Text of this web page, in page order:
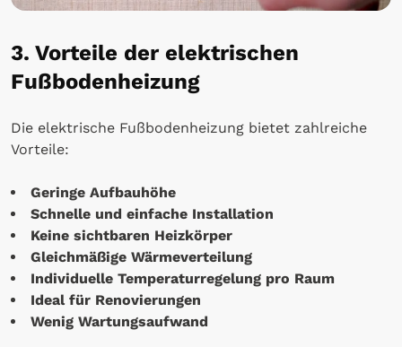
3. Vorteile der elektrischen
Fußbodenheizung
Die elektrische Fußbodenheizung bietet zahlreiche
Vorteile:
Geringe Aufbauhöhe
Schnelle und einfache Installation
Keine sichtbaren Heizkörper
Gleichmäßige Wärmeverteilung
Individuelle Temperaturregelung pro Raum
Ideal für Renovierungen
Wenig Wartungsaufwand